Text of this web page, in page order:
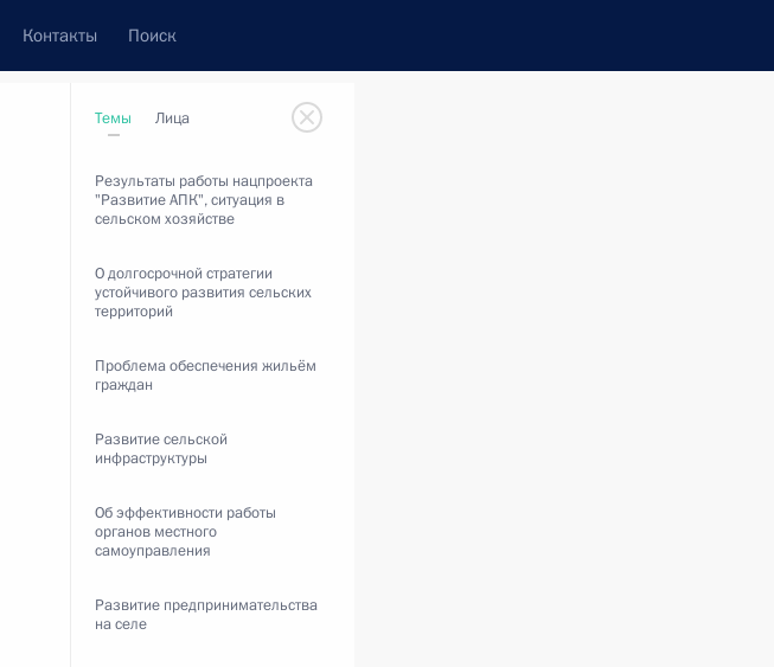
Контакты Поиск
Комиссии и советы
декабрь, 2014
3
Темы
Результаты работы нацпроекта
"Развитие АПК", ситуация в
сельском хозяйстве
О долгосрочной стратегии
устойчивого развития сельских
территорий
Проблема обеспечения жильём
граждан
Развитие сельской
инфраструктуры
Об эффективности работы
органов местного
самоуправления
Развитие предпринимательства
на селе
Лица